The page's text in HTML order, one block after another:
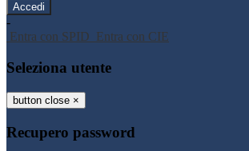
-
Entra con SPID Entra con CIE
Seleziona utente
button close ×
Recupero password